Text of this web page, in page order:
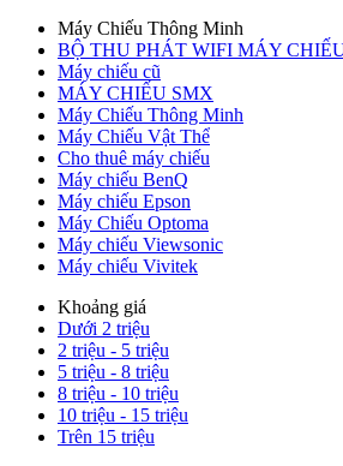
Máy Chiếu Thông Minh
BỘ THU PHÁT WIFI MÁY
Máy chiếu cũ
MÁY CHIẾU SMX
Máy Chiếu Thông Minh
Máy Chiếu Vật Thể
Cho thuê máy chiếu
Máy chiếu BenQ
Máy chiếu Epson
Máy Chiếu Optoma
Máy chiếu Viewsonic
Máy chiếu Vivitek
Khoảng giá
Dưới 2 triệu
2 triệu - 5 triệu
5 triệu - 8 triệu
8 triệu - 10 triệu
10 triệu - 15 triệu
Trên 15 triệu